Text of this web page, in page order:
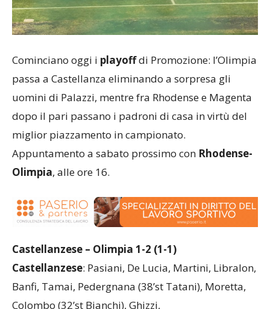
Cominciano oggi i playoffdi Promozione: l’Olimpia
passa a Castellanza eliminando a sorpresa gli
uomini di Palazzi, mentre fra Rhodense e Magenta
dopo il pari passano i padroni di casa in virtù del
miglior piazzamento in campionato.
Appuntamento a sabato prossimo con Rhodense-
Olimpia, alle ore 16.
Castellanzese – Olimpia 1-2 (1-1)
Castellanzese